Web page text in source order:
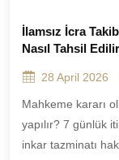
İlamsız İcra
Nasıl Tahsil
28 April 2026
Mahkeme kararı
yapılır? 7 günlük
inkar tazminatı